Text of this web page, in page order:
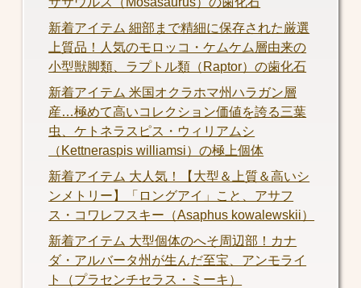
新着アイテム 細部まで精細に保存された厳選
上質品！人気のモロッコ・ケムケム層由来の
小型獣脚類、ラプトル類（Raptor）の歯化石
新着アイテム 米国オクラホマ州ハラガン層
産…極めて高いコレクション価値を誇る三葉
虫、ケトネラスピス・ウィリアムシ
（Kettneraspis williamsi）の極上個体
新着アイテム 大人気！【大型＆上質＆高いシ
ンメトリー】「ロングアイ」こと、アサフ
ス・コワレフスキー（Asaphus kowalewskii）
新着アイテム 大型個体のへそ周辺部！カナ
ダ・アルバータ州が生んだ至宝、アンモライ
ト（プラセンチセラス・ミーキ）